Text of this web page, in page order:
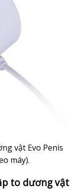
vật Evo Penis
máy).
to dương vật